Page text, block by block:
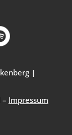
|
– Impressum